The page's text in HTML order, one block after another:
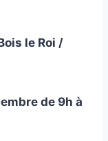
le Roi /
de 9h à